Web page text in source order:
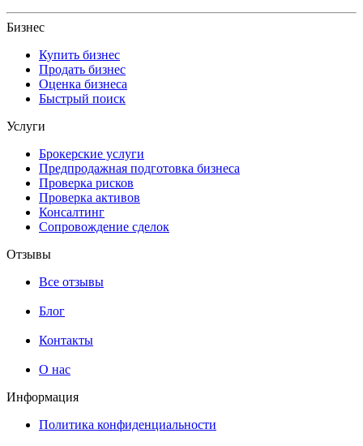
Бизнес
Купить бизнес
Продать бизнес
Оценка бизнеса
Быстрый поиск
Услуги
Брокерские услуги
Предпродажная подготовка бизнеса
Проверка рисков
Проверка активов
Консалтинг
Сопровождение сделок
Отзывы
Все отзывы
Блог
Контакты
О нас
Информация
Политика конфиденциальности